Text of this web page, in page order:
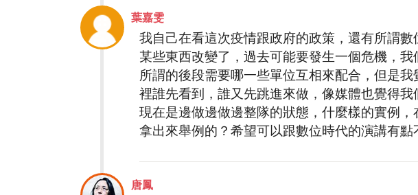
葉嘉雯
我自己在看這次疫情跟政府的政策，還有所謂
某些東西改變了，過去可能要發生一個危機，
所謂的後段需要哪一些單位互相來配合，但是
裡誰先看到，誰又先跳進來做，像媒體也覺得
現在是邊做邊做邊整隊的狀態，什麼樣的實例
拿出來舉例的？希望可以跟數位時代的演講有點
唐鳳